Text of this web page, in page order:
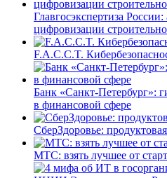
Главгосэкспертиза
цифровизации
F.A.C.C.T.
Банк «Санкт-Петербург»:
в финансовой сфере
СберЗдоровье:
МТС: взять лучшее от